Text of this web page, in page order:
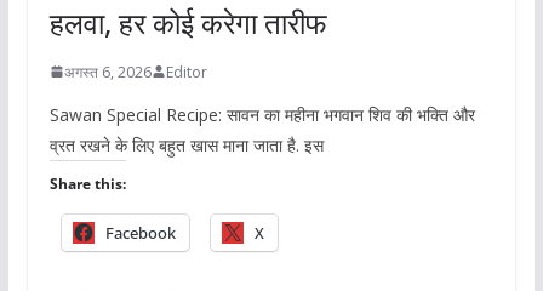
हलवा, हर कोई करेगा तारीफ
अगस्त 6, 2026 Editor
Sawan Special Recipe: सावन का महीना भगवान शिव की भक्ति और
व्रत रखने के लिए बहुत खास माना जाता है. इस
Share this:
Facebook X